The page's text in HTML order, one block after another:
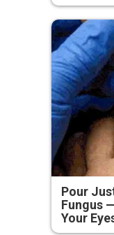
Pour
Fungus
Your